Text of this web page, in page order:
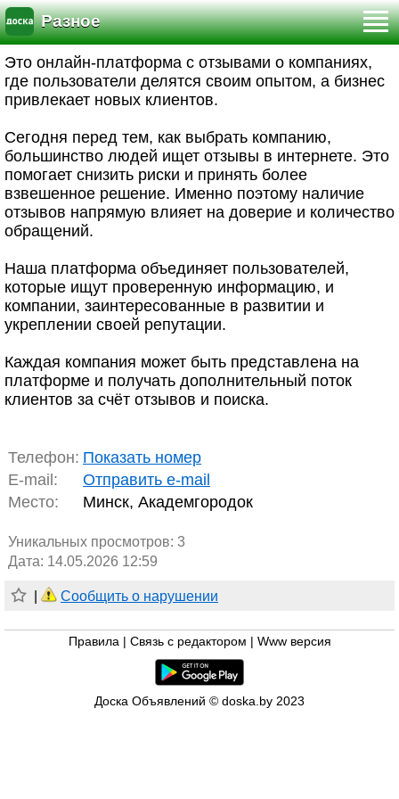
Разное
Это онлайн-платформа с отзывами о компаниях,
где пользователи делятся своим опытом, а бизнес
привлекает новых клиентов.
Сегодня перед тем, как выбрать компанию,
большинство людей ищет отзывы в интернете. Это
помогает снизить риски и принять более
взвешенное решение. Именно поэтому наличие
отзывов напрямую влияет на доверие и количество
обращений.
Наша платформа объединяет пользователей,
которые ищут проверенную информацию, и
компании, заинтересованные в развитии и
укреплении своей репутации.
Каждая компания может быть представлена на
платформе и получать дополнительный поток
клиентов за счёт отзывов и поиска.
Телефон: Показать номер
E-mail:
Отправить e-mail
Место:
Минск, Академгородок
Уникальных просмотров: 3
Дата: 14.05.2026 12:59
Сообщить о нарушении
Правила Связь с редактором Www версия
Доска Объявлений © doska.by 2023